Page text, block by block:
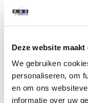
Deze website
We gebruiken
personaliseren, om
en om ons
informatie over uw
autoschadehersteller.
daardoor allemaal in
Interessante uitdaging:
Mercedes Benz
“Als ondernemer van nu
mee in de